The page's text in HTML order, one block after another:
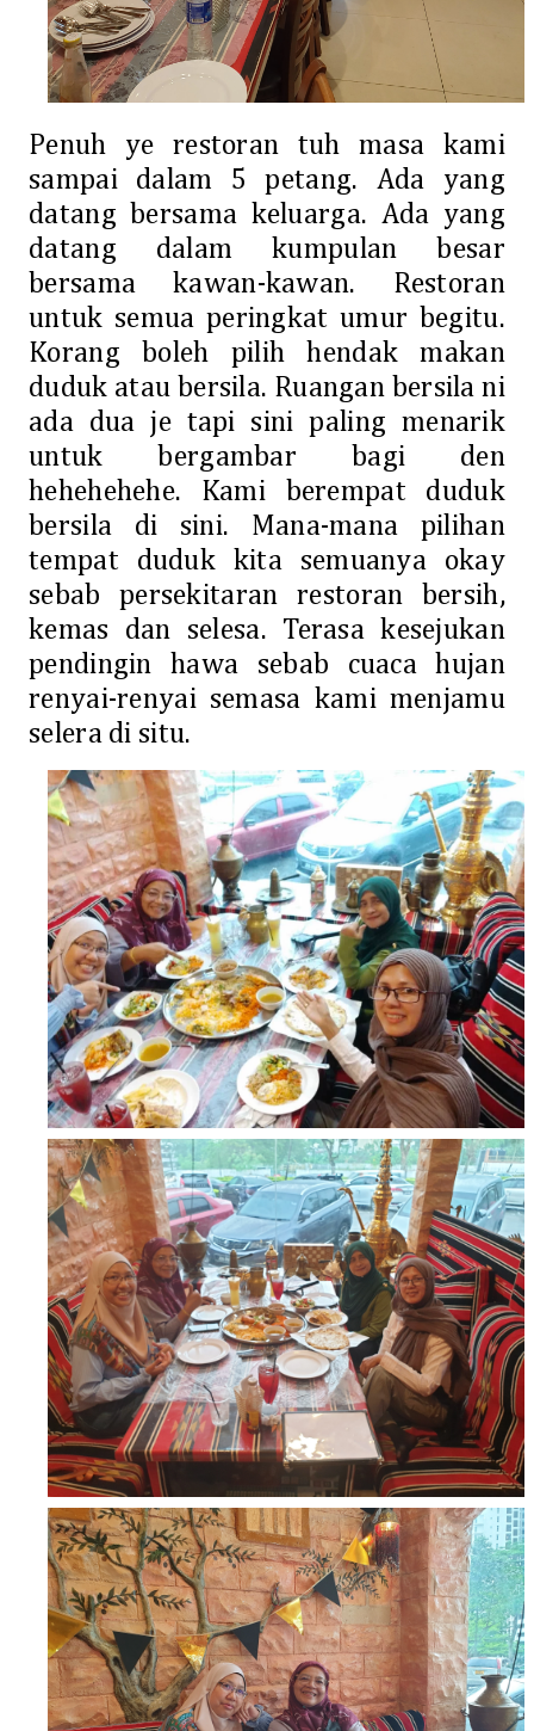
Penuh ye restoran tuh masa kami
sampai dalam 5 petang. Ada yang
datang bersama keluarga. Ada yang
datang dalam kumpulan besar
bersama kawan-kawan. Restoran
untuk semua peringkat umur begitu.
Korang boleh pilih hendak makan
duduk atau bersila. Ruangan bersila ni
ada dua je tapi sini paling menarik
untuk bergambar bagi den
hehehehehe. Kami berempat duduk
bersila di sini. Mana-mana pilihan
tempat duduk kita semuanya okay
sebab persekitaran restoran bersih,
kemas dan selesa. Terasa kesejukan
pendingin hawa sebab cuaca hujan
renyai-renyai semasa kami menjamu
selera di situ.